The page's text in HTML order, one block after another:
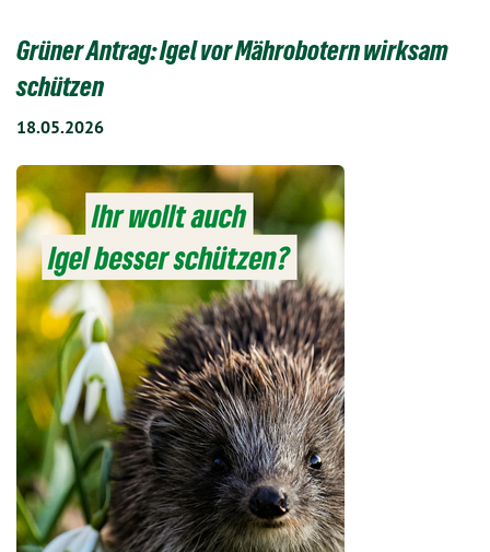
Grüner Antrag: Igel vor Mährobotern wirksam
schützen
18.05.2026